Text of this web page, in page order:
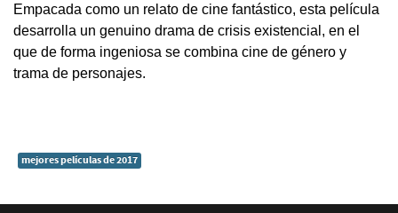
Empacada como un relato de cine fantástico, esta película
desarrolla un genuino drama de crisis existencial, en el
que de forma ingeniosa se combina cine de género y
trama de personajes.
mejores películas de 2017